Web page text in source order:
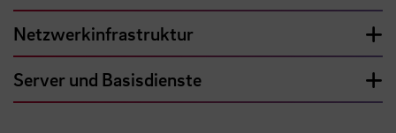
Netzwerkinfrastruktur
Server und Basisdienste